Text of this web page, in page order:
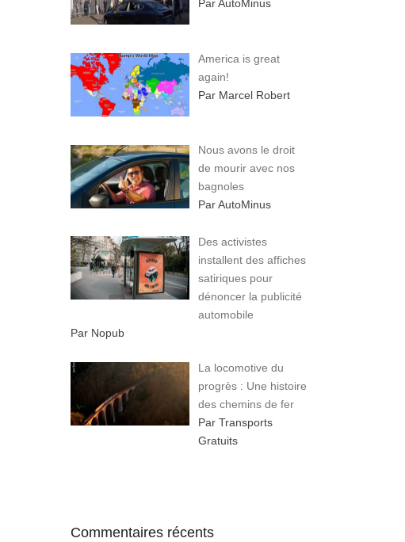
Par AutoMinus
America is great
again!
Par Marcel Robert
Nous avons le droit
de mourir avec nos
bagnoles
Par AutoMinus
Des activistes
installent des affiches
satiriques pour
dénoncer la publicité
automobile
Par Nopub
La locomotive du
progrès : Une histoire
des chemins de fer
Par Transports
Gratuits
Commentaires récents